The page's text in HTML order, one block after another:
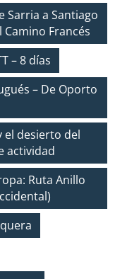
Sarria a Santiago
Francés
– 8 días
– De Oporto
el desierto del
actividad
Ruta Anillo